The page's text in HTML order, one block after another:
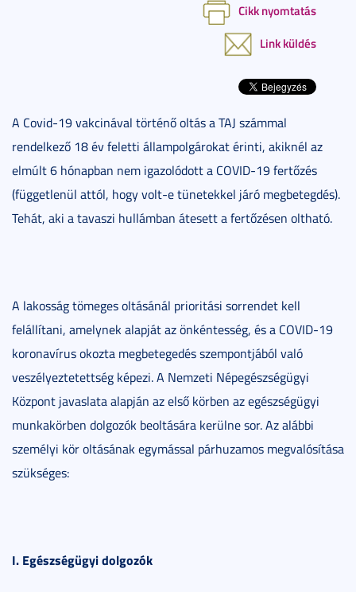
Cikk nyomtatás
Link küldés
A Covid-19 vakcinával történő oltás a TAJ számmal
rendelkező 18 év feletti állampolgárokat érinti, akiknél az
elmúlt 6 hónapban nem igazolódott a COVID-19 fertőzés
(függetlenül attól, hogy volt-e tünetekkel járó megbetegdés).
Tehát, aki a tavaszi hullámban átesett a fertőzésen oltható.
A lakosság tömeges oltásánál prioritási sorrendet kell
felállítani, amelynek alapját az önkéntesség, és a COVID-19
koronavírus okozta megbetegedés szempontjából való
veszélyeztetettség képezi. A Nemzeti Népegészségügyi
Központ javaslata alapján az első körben az egészségügyi
munkakörben dolgozók beoltására kerülne sor. Az alábbi
személyi kör oltásának egymással párhuzamos megvalósítása
szükséges:
I. Egészségügyi dolgozók